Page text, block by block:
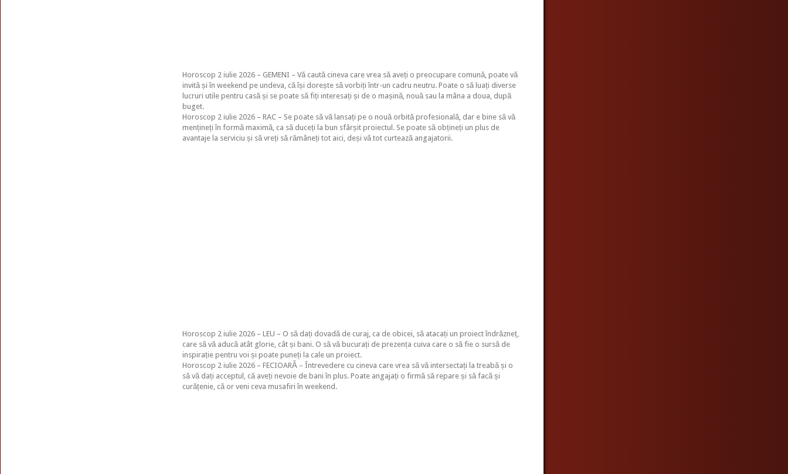
Horoscop 2 iulie 2026 – GEMENI – Vă caută cineva care vrea să aveți o preocupare comună, poate vă
invită și în weekend pe undeva, că își dorește să vorbiți într-un cadru neutru. Poate o să luați diverse
lucruri utile pentru casă și se poate să fiți interesați și de o mașină, nouă sau la mâna a doua, după
buget.
Horoscop 2 iulie 2026 – RAC – Se poate să vă lansați pe o nouă orbită profesională, dar e bine să vă
mențineți în formă maximă, ca să duceți la bun sfârșit proiectul. Se poate să obțineți un plus de
avantaje la serviciu și să vreți să rămâneți tot aici, deși vă tot curtează angajatorii.
Horoscop 2 iulie 2026 – LEU – O să dați dovadă de curaj, ca de obicei, să atacați un proiect îndrăzneț,
care să vă aducă atât glorie, cât și bani. O să vă bucurați de prezența cuiva care o să fie o sursă de
inspirație pentru voi și poate puneți la cale un proiect.
Horoscop 2 iulie 2026 – FECIOARĂ – Întrevedere cu cineva care vrea să vă intersectați la treabă și o
să vă dați acceptul, că aveți nevoie de bani în plus. Poate angajați o firmă să repare și să facă și
curățenie, că or veni ceva musafiri în weekend.